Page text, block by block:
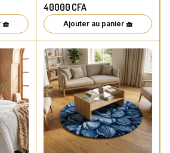
40000 CFA
Ajouter au panier 🧺